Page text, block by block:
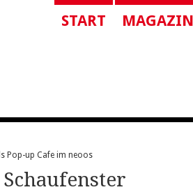
START MAGAZIN
Pop-up Cafe im neoos